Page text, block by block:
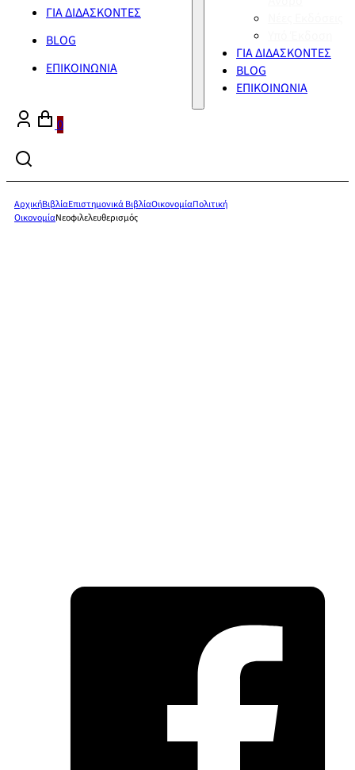
ΓΙΑ ΔΙΔΑΣΚΟΝΤΕΣ
BLOG
ΕΠΙΚΟΙΝΩΝΙΑ
ΓΙΑ ΔΙΔΑΣΚΟΝΤΕΣ
BLOG
ΕΠΙΚΟΙΝΩΝΙΑ
0
ΑρχικήΒιβλίαΕπιστημονικά ΒιβλίαΟικονομίαΠολιτική
ΟικονομίαΝεοφιλελευθερισμός